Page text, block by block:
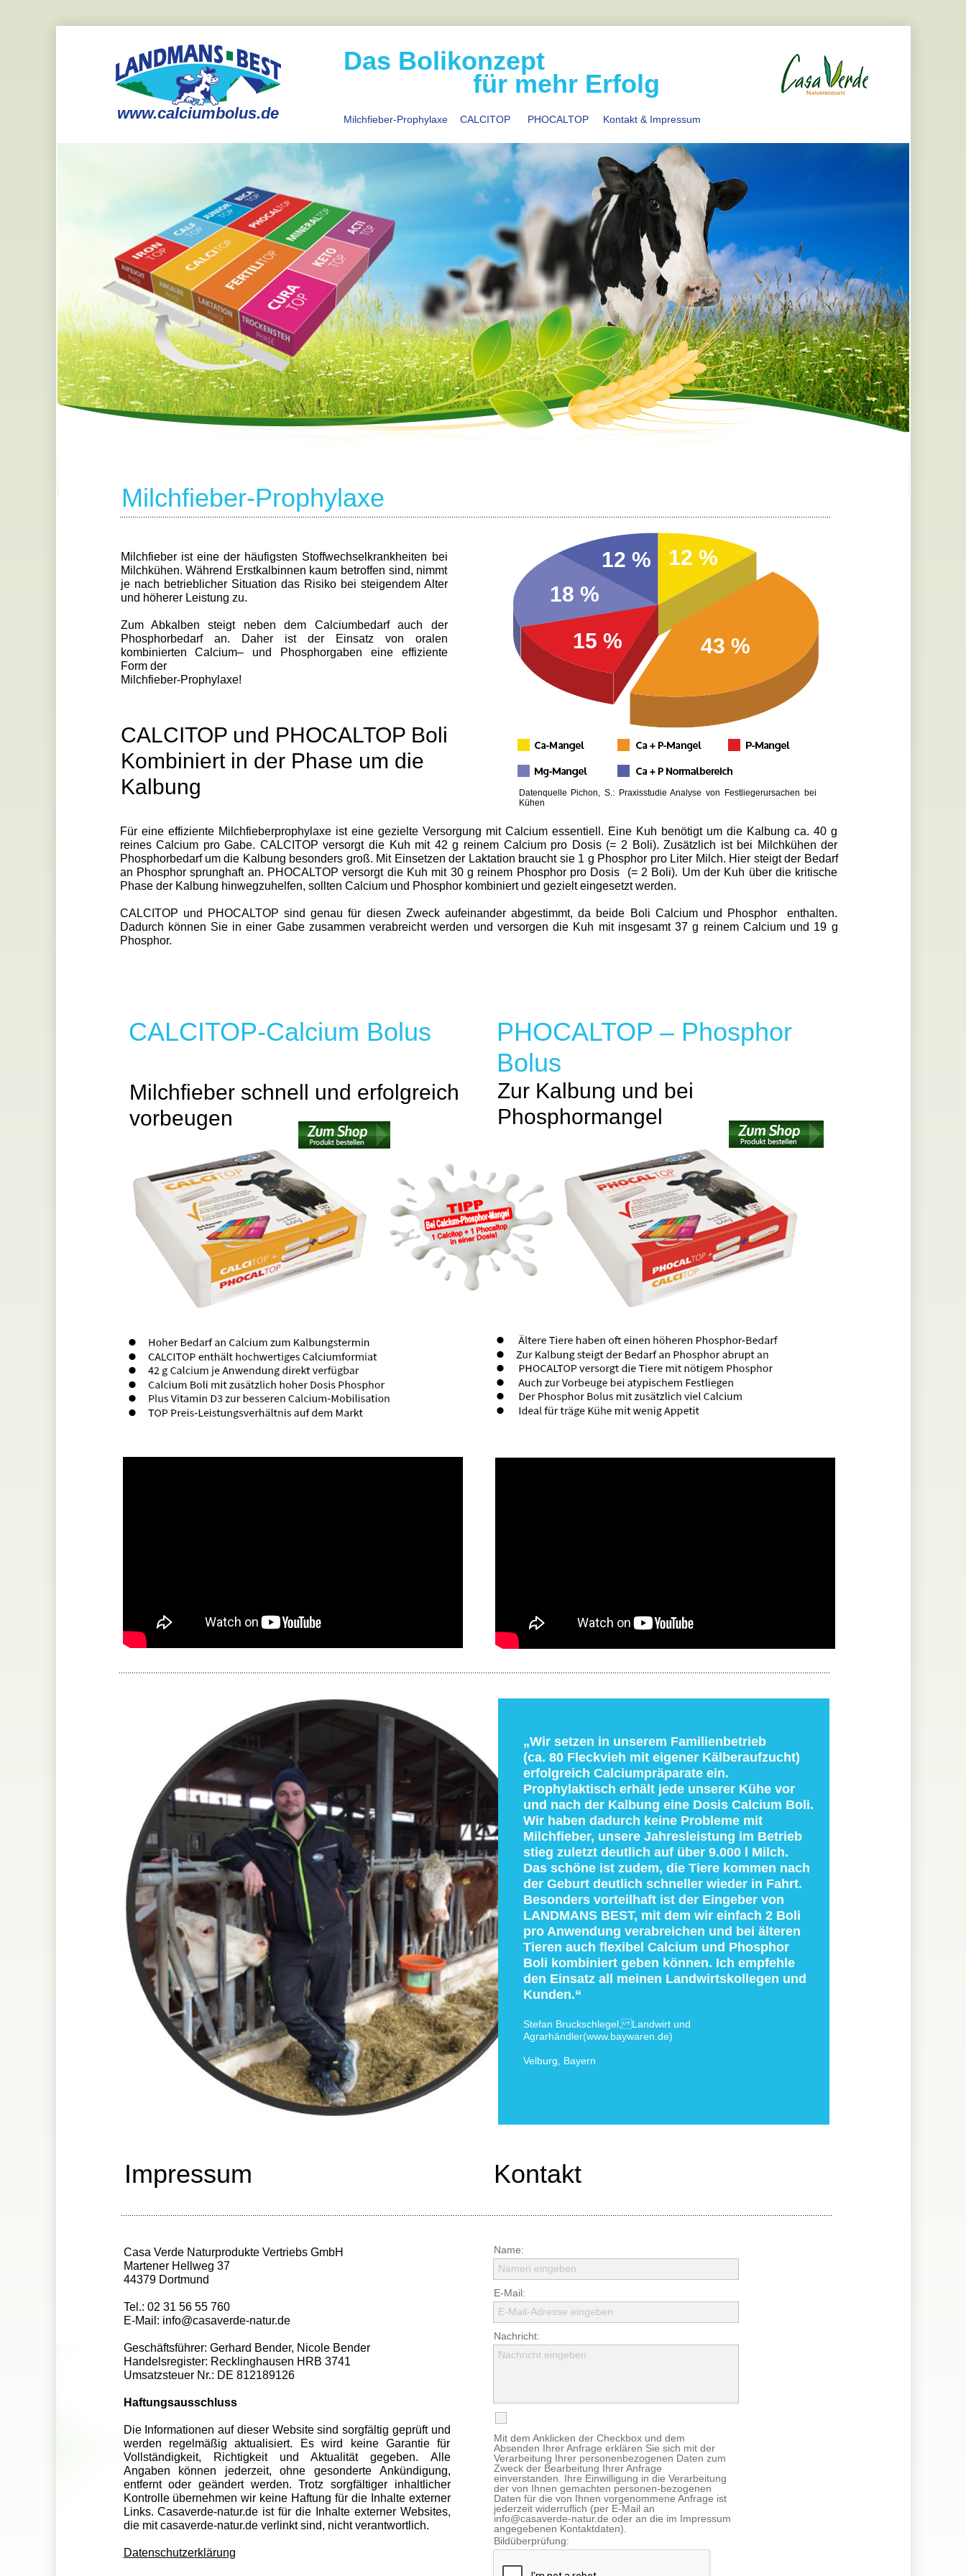
Das Bolikonzept
für mehr Erfolg
www.calciumbolus.de Milchfieber-Prophylaxe CALCITOP PHOCALTOP Kontakt & Impressum
Milchfieber-Prophylaxe
..........................................................................................................................................................................................................................................................................................................................................
Milchfieber ist eine der häufigsten Stoffwechselkrankheiten bei
Milchkühen. Während Erstkalbinnen kaum betroffen sind, nimmt
je nach betrieblicher Situation das Risiko bei steigendem Alter
und höherer Leistung zu.
Zum Abkalben steigt neben dem Calciumbedarf auch der
Phosphorbedarf an. Daher ist der Einsatz von oralen
kombinierten Calcium– und Phosphorgaben eine effiziente
Form der
Milchfieber-Prophylaxe!
CALCITOP und PHOCALTOP Boli
Kombiniert in der Phase um die
Kalbung
15 %
18 %
12 % 12 %
43 %
Datenquelle Pichon, S.: Praxisstudie Analyse von Festliegerursachen bei
Kühen
Für eine effiziente Milchfieberprophylaxe ist eine gezielte Versorgung mit Calcium essentiell. Eine Kuh benötigt um die Kalbung ca. 40 g
reines Calcium pro Gabe. CALCITOP versorgt die Kuh mit 42 g reinem Calcium pro Dosis (= 2 Boli). Zusätzlich ist bei Milchkühen der
Phosphorbedarf um die Kalbung besonders groß. Mit Einsetzen der Laktation braucht sie 1 g Phosphor pro Liter Milch. Hier steigt der Bedarf
an Phosphor sprunghaft an. PHOCALTOP versorgt die Kuh mit 30 g reinem Phosphor pro Dosis (= 2 Boli). Um der Kuh über die kritische
Phase der Kalbung hinwegzuhelfen, sollten Calcium und Phosphor kombiniert und gezielt eingesetzt werden.
CALCITOP und PHOCALTOP sind genau für diesen Zweck aufeinander abgestimmt, da beide Boli Calcium und Phosphor enthalten.
Dadurch können Sie in einer Gabe zusammen verabreicht werden und versorgen die Kuh mit insgesamt 37 g reinem Calcium und 19 g
Phosphor.
CALCITOP-Calcium Bolus
PHOCALTOP – Phosphor
Bolus
Zur Kalbung und bei
Phosphormangel
Milchfieber schnell und erfolgreich
vorbeugen
„Wir setzen in unserem Familienbetrieb
(ca. 80 Fleckvieh mit eigener Kälberaufzucht)
erfolgreich Calciumpräparate ein.
Prophylaktisch erhält jede unserer Kühe vor
und nach der Kalbung eine Dosis Calcium Boli.
Wir haben dadurch keine Probleme mit
Milchfieber, unsere Jahresleistung im Betrieb
stieg zuletzt deutlich auf über 9.000 l Milch.
Das schöne ist zudem, die Tiere kommen nach
der Geburt deutlich schneller wieder in Fahrt.
Besonders vorteilhaft ist der Eingeber von
LANDMANS BEST, mit dem wir einfach 2 Boli
pro Anwendung verabreichen und bei älteren
Tieren auch flexibel Calcium und Phosphor
Boli kombiniert geben können. Ich empfehle
den Einsatz all meinen Landwirtskollegen und
Kunden.“
Stefan Bruckschlegel, Landwirt und
Agrarhändler(www.baywaren.de)
Velburg, Bayern
Impressum Kontakt
Casa Verde Naturprodukte Vertriebs GmbH
Martener Hellweg 37
44379 Dortmund
Tel.: 02 31 56 55 760
E-Mail: info@casaverde-natur.de
Geschäftsführer: Gerhard Bender, Nicole Bender
Handelsregister: Recklinghausen HRB 3741
Umsatzsteuer Nr.: DE 812189126
Haftungsausschluss
Die Informationen auf dieser Website sind sorgfältig geprüft und
werden regelmäßig aktualisiert. Es wird keine Garantie für
Vollständigkeit, Richtigkeit und Aktualität gegeben. Alle
Angaben können jederzeit, ohne gesonderte Ankündigung,
entfernt oder geändert werden. Trotz sorgfältiger inhaltlicher
Kontrolle übernehmen wir keine Haftung für die Inhalte externer
Links. Casaverde-natur.de ist für die Inhalte externer Websites,
die mit casaverde-natur.de verlinkt sind, nicht verantwortlich.
Datenschutzerklärung
Name:
Namen eingeben
E-Mail:
E-Mail-Adresse eingeben
Nachricht:
Nachricht eingeben
Mit dem Anklicken der Checkbox und dem
Absenden Ihrer Anfrage erklären Sie sich mit der
Verarbeitung Ihrer personenbezogenen Daten zum
Zweck der Bearbeitung Ihrer Anfrage
einverstanden. Ihre Einwilligung in die Verarbeitung
der von Ihnen gemachten personen-bezogenen
Daten für die von Ihnen vorgenommene Anfrage ist
jederzeit widerruflich (per E-Mail an
info@casaverde-natur.de oder an die im Impressum
angegebenen Kontaktdaten).
Bildüberprüfung: